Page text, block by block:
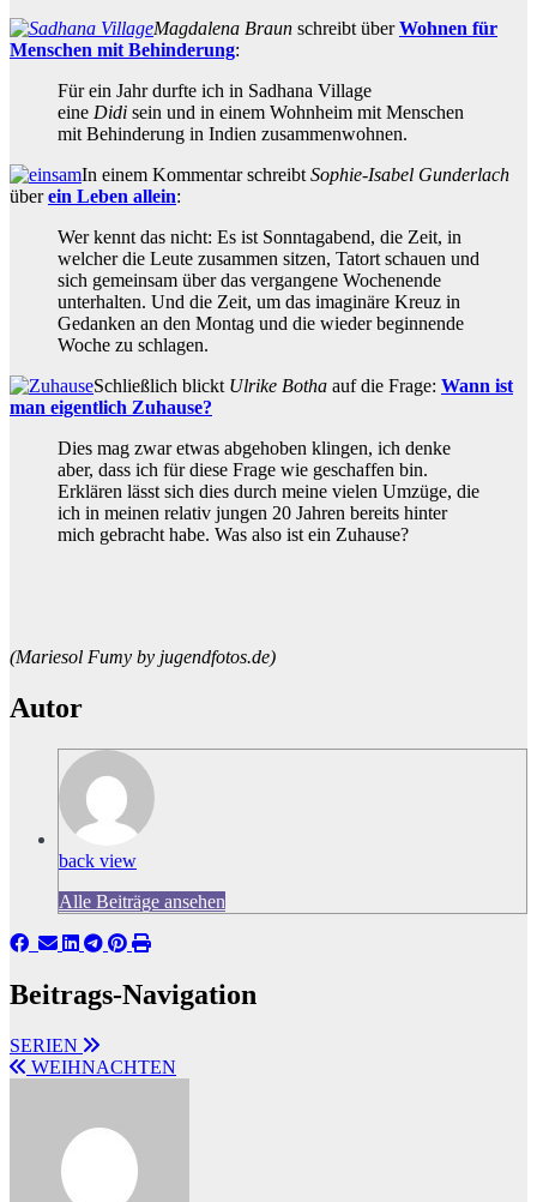
Magdalena Braun schreibt überWohnen für
Menschen mit Behinderung:
Für ein Jahr durfte ich in Sadhana Village
eine Didi sein und in einem Wohnheim mit Menschen
mit Behinderung in Indien zusammenwohnen.
In einem Kommentar schreibtSophie-Isabel Gunderlach
überein Leben allein:
Wer kennt das nicht: Es ist Sonntagabend, die Zeit, in
welcher die Leute zusammen sitzen, Tatort schauen und
sich gemeinsam über das vergangene Wochenende
unterhalten. Und die Zeit, um das imaginäre Kreuz in
Gedanken an den Montag und die wieder beginnende
Woche zu schlagen.
Schließlich blickt Ulrike Botha auf die Frage: Wann ist
man eigentlich Zuhause?
Dies mag zwar etwas abgehoben klingen, ich denke
aber, dass ich für diese Frage wie geschaffen bin.
Erklären lässt sich dies durch meine vielen Umzüge, die
ich in meinen relativ jungen 20 Jahren bereits hinter
mich gebracht habe. Was also ist ein Zuhause?
(Mariesol Fumy by jugendfotos.de)
Autor
back view
Alle Beiträge ansehen
Beitrags-Navigation
SERIEN
WEIHNACHTEN